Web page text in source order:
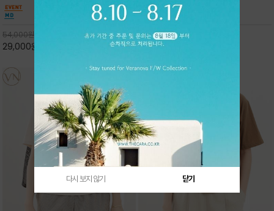
안함을 동시에 느낄수 있으며 차분하고 필요한
컬러웨이로 단독 또는 린넨 자켓/ 여름점퍼 안에
코디하기 만능템 입니다^^
54,000원
29,000원
핏 강연티셔츠
한 착용감을 선사하며, 자연스럽게 떨어지는 실루
엣이 편안하며 ★도회적인 무드로 루즈하게 단독
65,000원
30,000
다시 보지 않기 닫기